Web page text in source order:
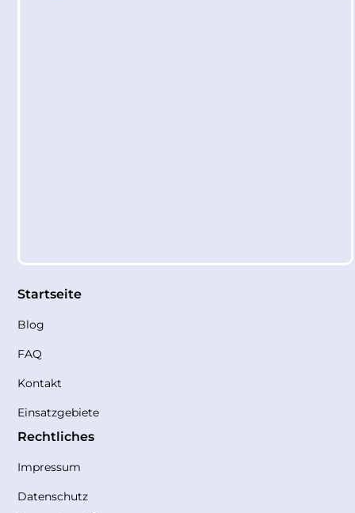
Startseite
Blog
FAQ
Kontakt
Einsatzgebiete
Rechtliches
Impressum
Datenschutz